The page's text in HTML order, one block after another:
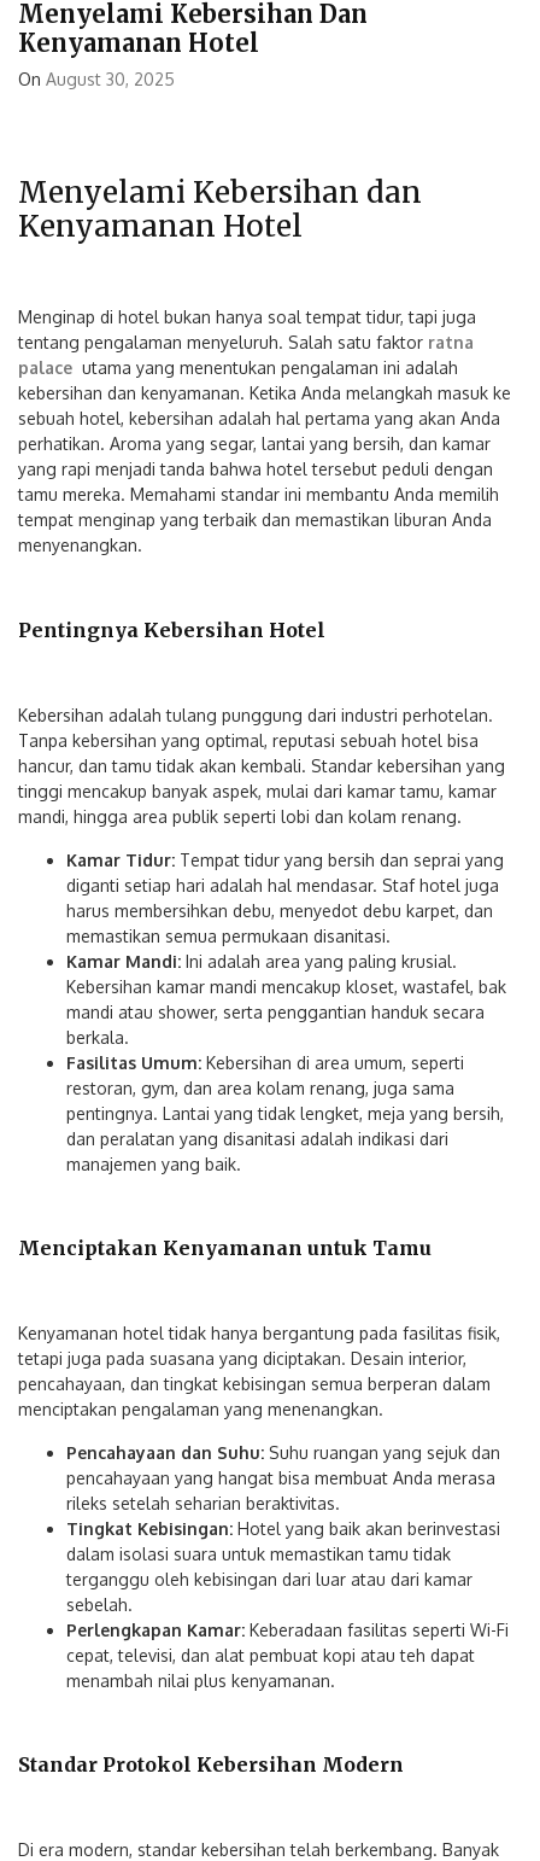
Menyelami Kebersihan Dan
Kenyamanan Hotel
On August 30, 2025
Menyelami Kebersihan dan
Kenyamanan Hotel
Menginap di hotel bukan hanya soal tempat tidur, tapi juga
tentang pengalaman menyeluruh. Salah satu faktor ratna
palace utama yang menentukan pengalaman ini adalah
kebersihan dan kenyamanan. Ketika Anda melangkah masuk ke
sebuah hotel, kebersihan adalah hal pertama yang akan Anda
perhatikan. Aroma yang segar, lantai yang bersih, dan kamar
yang rapi menjadi tanda bahwa hotel tersebut peduli dengan
tamu mereka. Memahami standar ini membantu Anda memilih
tempat menginap yang terbaik dan memastikan liburan Anda
menyenangkan.
Pentingnya Kebersihan Hotel
Kebersihan adalah tulang punggung dari industri perhotelan.
Tanpa kebersihan yang optimal, reputasi sebuah hotel bisa
hancur, dan tamu tidak akan kembali. Standar kebersihan yang
tinggi mencakup banyak aspek, mulai dari kamar tamu, kamar
mandi, hingga area publik seperti lobi dan kolam renang.
Kamar Tidur: Tempat tidur yang bersih dan seprai yang
diganti setiap hari adalah hal mendasar. Staf hotel juga
harus membersihkan debu, menyedot debu karpet, dan
memastikan semua permukaan disanitasi.
Kamar Mandi: Ini adalah area yang paling krusial.
Kebersihan kamar mandi mencakup kloset, wastafel, bak
mandi atau shower, serta penggantian handuk secara
berkala.
Fasilitas Umum: Kebersihan di area umum, seperti
restoran, gym, dan area kolam renang, juga sama
pentingnya. Lantai yang tidak lengket, meja yang bersih,
dan peralatan yang disanitasi adalah indikasi dari
manajemen yang baik.
Menciptakan Kenyamanan untuk Tamu
Kenyamanan hotel tidak hanya bergantung pada fasilitas fisik,
tetapi juga pada suasana yang diciptakan. Desain interior,
pencahayaan, dan tingkat kebisingan semua berperan dalam
menciptakan pengalaman yang menenangkan.
Pencahayaan dan Suhu: Suhu ruangan yang sejuk dan
pencahayaan yang hangat bisa membuat Anda merasa
rileks setelah seharian beraktivitas.
Tingkat Kebisingan: Hotel yang baik akan berinvestasi
dalam isolasi suara untuk memastikan tamu tidak
terganggu oleh kebisingan dari luar atau dari kamar
sebelah.
Perlengkapan Kamar: Keberadaan fasilitas seperti Wi-Fi
cepat, televisi, dan alat pembuat kopi atau teh dapat
menambah nilai plus kenyamanan.
Standar Protokol Kebersihan Modern
Di era modern, standar kebersihan telah berkembang. Banyak